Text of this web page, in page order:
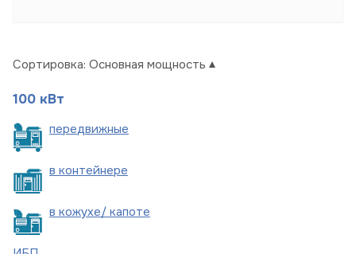
Сортировка: Основная мощность
100 кВт
передвижные
в контейнере
в кожухе/ капоте